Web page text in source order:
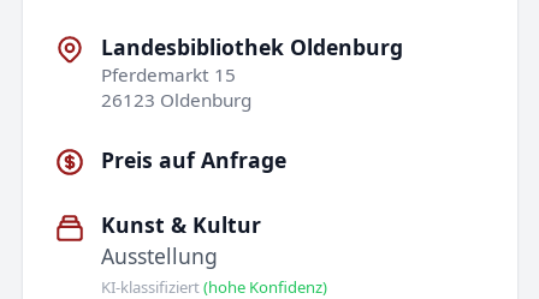
Landesbibliothek Oldenburg
Pferdemarkt 15
26123 Oldenburg
Preis auf Anfrage
Kunst & Kultur
Ausstellung
KI-klassifiziert(hohe Konfidenz)